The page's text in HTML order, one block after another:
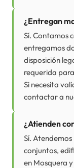
¿Entregan
Sí. Contamos
entregamos
disposición
requerida
Si necesita
contactar a
¿Atienden
Sí.
conjuntos,
en Mosquera